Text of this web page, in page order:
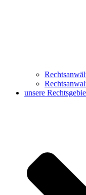
unsere